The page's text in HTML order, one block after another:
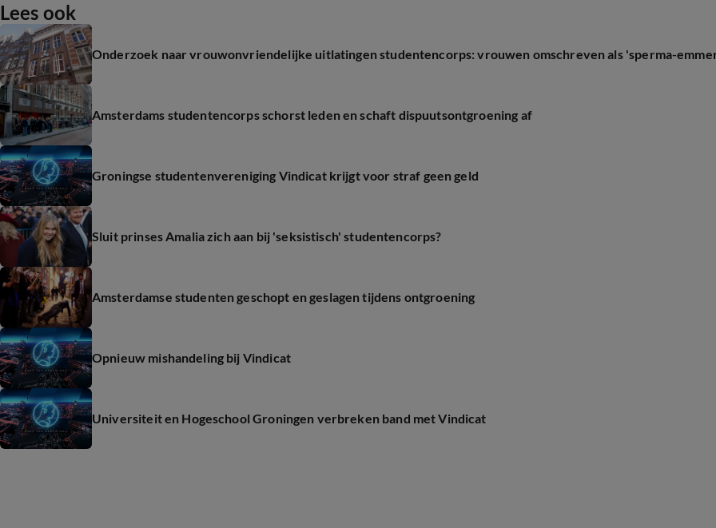
Lees ook
Onderzoek naar vrouwonvriendelijke uitlatingen studentencorps: vrouwen omschreven als 'sperma-
Amsterdams studentencorps schorst leden en schaft dispuutsontgroening af
Groningse studentenvereniging Vindicat krijgt voor straf geen geld
Sluit prinses Amalia zich aan bij 'seksistisch' studentencorps?
Amsterdamse studenten geschopt en geslagen tijdens ontgroening
Opnieuw mishandeling bij Vindicat
Universiteit en Hogeschool Groningen verbreken band met Vindicat